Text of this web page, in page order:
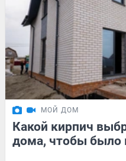
МОЙ ДОМ
Какой кирпич
дома, чтобы было